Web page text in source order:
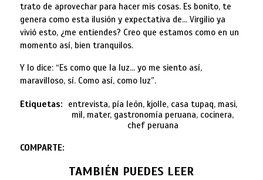
trato de aprovechar para hacer mis cosas. Es bonito, te
genera como esta ilusión y expectativa de… Virgilio ya
vivió esto, ¿me entiendes? Creo que estamos como en un
momento así, bien tranquilos.
Y lo dice: “Es como que la luz… yo me siento así,
maravilloso, sí. Como así, como luz”.
Etiquetas:
entrevista, pía león, kjolle, casa tupaq, masi,
mil, mater, gastronomía peruana, cocinera,
chef peruana
COMPARTE:
TAMBIÉN PUEDES LEER